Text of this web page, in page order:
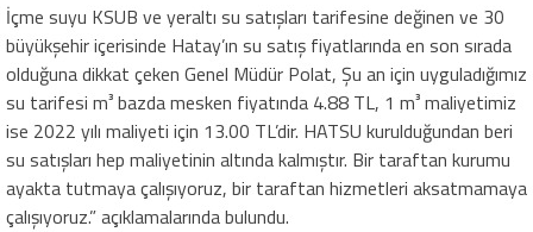
İçme suyu KSUB ve yeraltı su satışları tarifesine değinen ve 30
büyükşehir içerisinde Hatay’ın su satış fiyatlarında en son sırada
olduğuna dikkat çeken Genel Müdür Polat, Şu an için uyguladığımız
su tarifesi m³ bazda mesken fiyatında 4.88 TL, 1 m³ maliyetimiz
ise 2022 yılı maliyeti için 13.00 TL’dir. HATSU kurulduğundan beri
su satışları hep maliyetinin altında kalmıştır. Bir taraftan kurumu
ayakta tutmaya çalışıyoruz, bir taraftan hizmetleri aksatmamaya
çalışıyoruz.” açıklamalarında bulundu.